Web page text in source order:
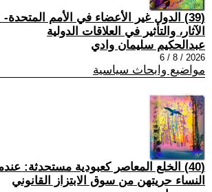
(39) الدول غير الأعضاء في الأمم المتحدة-
الآثار، والتأثير في العلاقات الدولية
عبدالحكيم سليمان وادي
2026 / 8 / 6
مواضيع وابحاث سياسية
(40) الخلع المعاصر كعبودية مستحدثة:
النساء حريتهن من سوق الابتزاز القانوني